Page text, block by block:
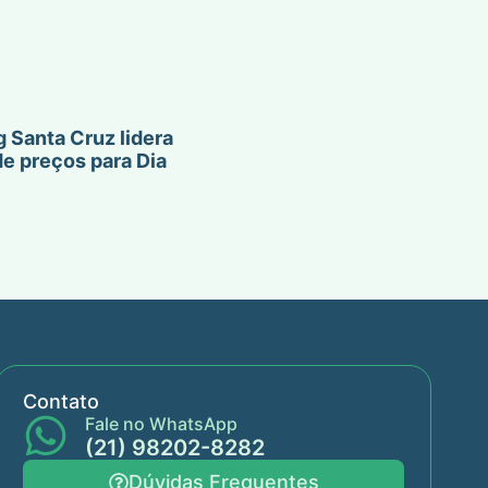
Santa Cruz lidera
preços para Dia
Contato
Fale no WhatsApp
(21) 98202-8282
Dúvidas Frequentes